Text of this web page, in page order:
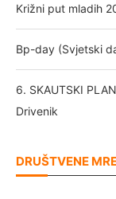
Križni put mladih
Bp-day (Svjetski
6. SKAUTSKI
Drivenik
DRUŠTVENE